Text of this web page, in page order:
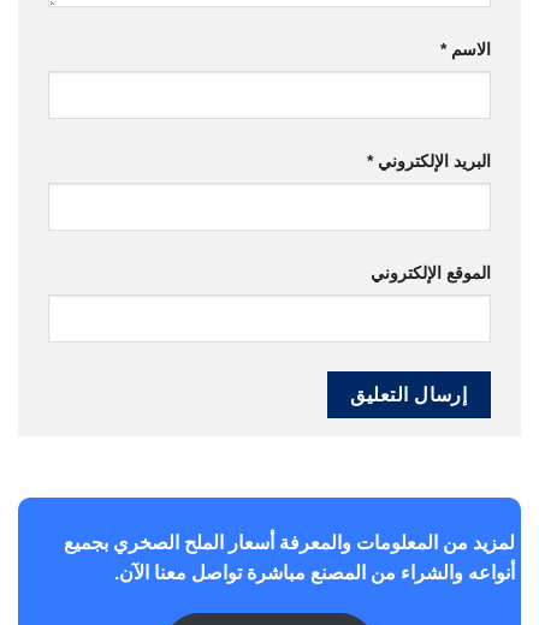
الاسم*
البريد الإلكتروني*
الموقع الإلكتروني
لمزيد من المعلومات والمعرفة أسعار الملح الصخري بجميع
أنواعه والشراء من المصنع مباشرة تواصل معنا الآن.